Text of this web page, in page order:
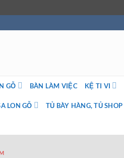
GỖ BÀN LÀM VIỆC KỆ TI VI
LON GỖ TỦ BÀY HÀNG, TỦ SHOP